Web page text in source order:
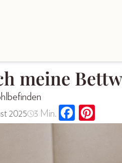
meine
2025 3 Min.